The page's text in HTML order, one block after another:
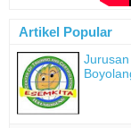
Artikel Popular